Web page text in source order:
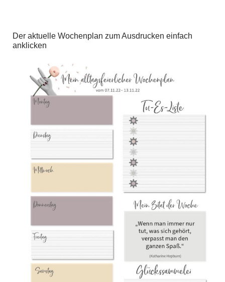
Der aktuelle Wochenplan zum Ausdrucken einfach
anklicken